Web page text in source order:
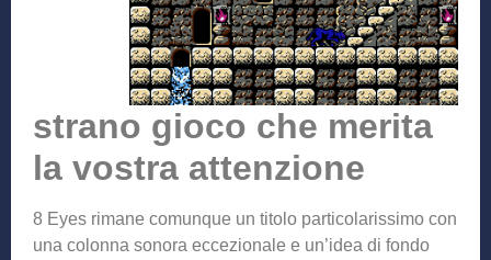
strano gioco che merita
la vostra attenzione
8 Eyes rimane comunque un titolo particolarissimo con
una colonna sonora eccezionale e un’idea di fondo